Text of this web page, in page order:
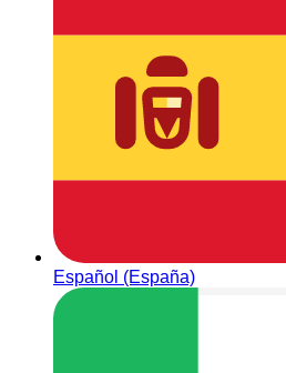
Español (España)